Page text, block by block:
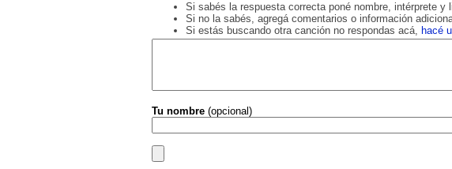
Si sabés la respuesta correcta poné nombre, intérprete y
Si no la sabés, agregá comentarios o información
Si estás buscando otra canción no respondas acá, hacé
Tu nombre (opcional)